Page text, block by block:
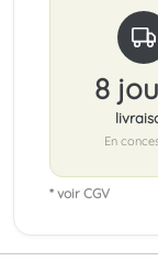
8
En
* voir CGV